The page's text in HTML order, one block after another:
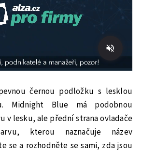
černou podložku s lesklou
Midnight Blue má podobnou
v lesku, ale přední strana ovladače
kterou naznačuje název
se a rozhodněte se sami, zda jsou